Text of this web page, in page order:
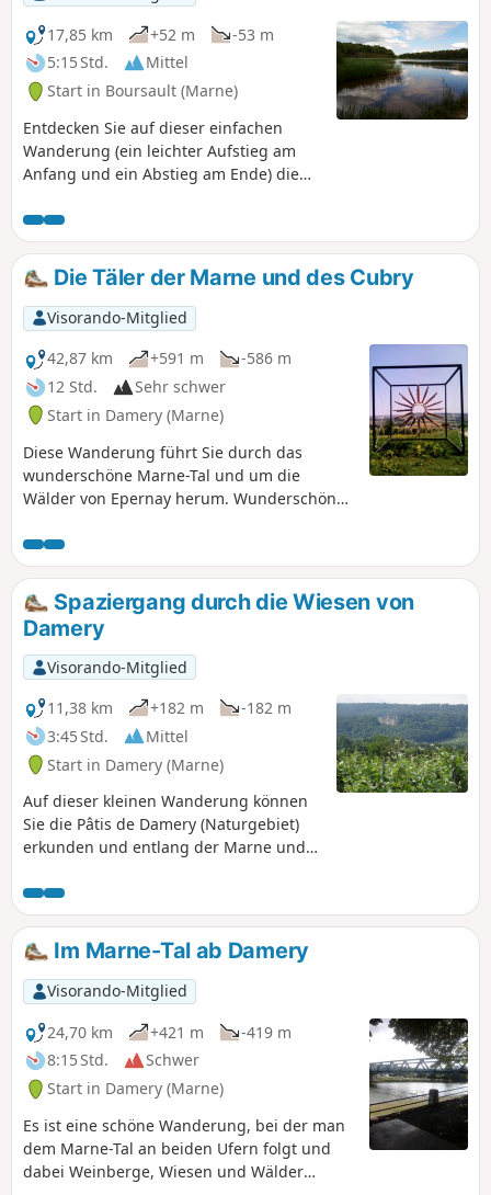
17,85 km
+52 m
-53 m
5:15 Std.
Mittel
Start in Boursault (Marne)
Entdecken Sie auf dieser einfachen
Wanderung (ein leichter Aufstieg am
Anfang und ein Abstieg am Ende) die
Boursault.
Die Täler der Marne und des Cubry
Visorando-Mitglied
42,87 km
+591 m
-586 m
12 Std.
Sehr schwer
Start in Damery (Marne)
Diese Wanderung führt Sie durch das
wunderschöne Marne-Tal und um die
Wälder von Epernay herum. Wunderschöne
Champagne.
Spaziergang durch die Wiesen von
Damery
Visorando-Mitglied
11,38 km
+182 m
-182 m
3:45 Std.
Mittel
Start in Damery (Marne)
Auf dieser kleinen Wanderung können
Sie die Pâtis de Damery (Naturgebiet)
erkunden und entlang der Marne und
Damery sind ehemalige Weideflächen,
auf denen seltene und empfindliche
Tier- und Pflanzenarten zu finden sind.
Im Marne-Tal ab Damery
Visorando-Mitglied
24,70 km
+421 m
-419 m
8:15 Std.
Schwer
Start in Damery (Marne)
Es ist eine schöne Wanderung, bei der man
dem Marne-Tal an beiden Ufern folgt und
dabei Weinberge, Wiesen und Wälder